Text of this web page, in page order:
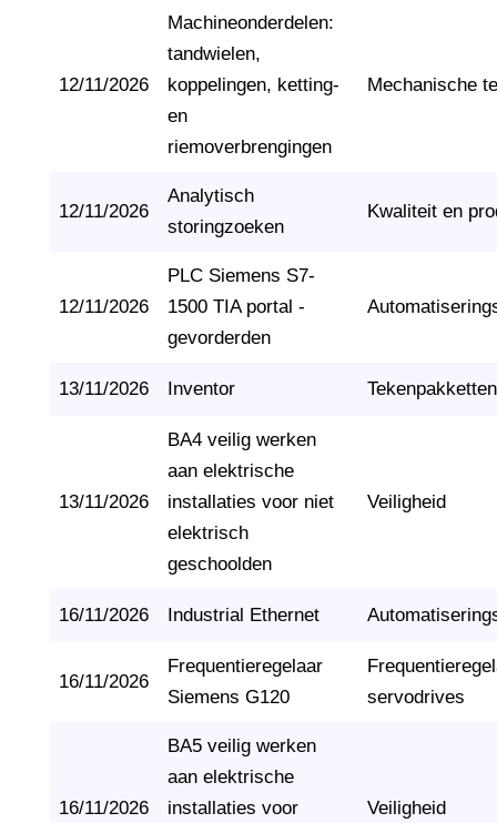
12/11/2026
Machineonderdelen:
tandwielen,
koppelingen, ketting-
en
riemoverbrengingen
Mechanische
12/11/2026
Analytisch
storingzoeken
Kwaliteit en
12/11/2026
PLC Siemens S7-
1500 TIA portal -
gevorderden
13/11/2026 Inventor Tekenpakketten
13/11/2026
BA4 veilig werken
aan elektrische
installaties voor niet
elektrisch
geschoolden
Veiligheid
16/11/2026 Industrial Ethernet
16/11/2026
Frequentieregelaar
Siemens G120
servodrives
16/11/2026
BA5 veilig werken
aan elektrische
installaties voor
Veiligheid